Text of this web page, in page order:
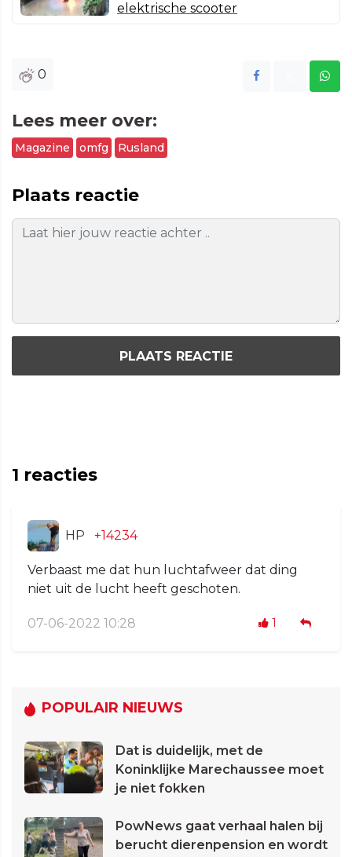
elektrische scooter
0
Lees meer over:
Magazine omfg Rusland
Plaats reactie
PLAATS REACTIE
1 reacties
HP +14234
Verbaast me dat hun luchtafweer dat ding
niet uit de lucht heeft geschoten.
07-06-2022 10:28 1
POPULAIR NIEUWS
Dat is duidelijk, met de
Koninklijke Marechaussee moet
je niet fokken
PowNews gaat verhaal halen bij
berucht dierenpension en wordt